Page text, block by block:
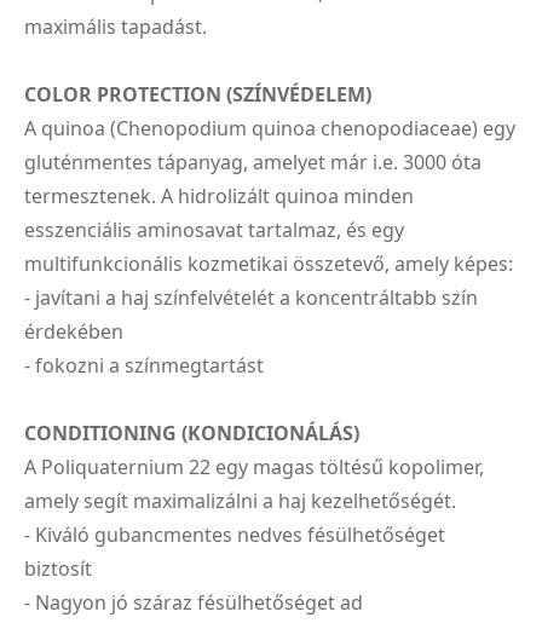
maximális tapadást.
COLOR PROTECTION (SZÍNVÉDELEM)
A quinoa (Chenopodium quinoa chenopodiaceae) egy
gluténmentes tápanyag, amelyet már i.e. 3000 óta
termesztenek. A hidrolizált quinoa minden
esszenciális aminosavat tartalmaz, és egy
multifunkcionális kozmetikai összetevő, amely képes:
- javítani a haj színfelvételét a koncentráltabb szín
érdekében
- fokozni a színmegtartást
CONDITIONING (KONDICIONÁLÁS)
A Poliquaternium 22 egy magas töltésű kopolimer,
amely segít maximalizálni a haj kezelhetőségét.
- Kiváló gubancmentes nedves fésülhetőséget
biztosít
- Nagyon jó száraz fésülhetőséget ad